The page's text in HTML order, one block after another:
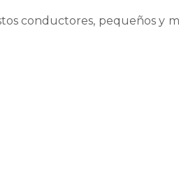
conductores, pequeños y